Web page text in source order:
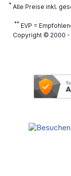
* Alle Preise inkl.
**EVP =
Copyright © 2000 -